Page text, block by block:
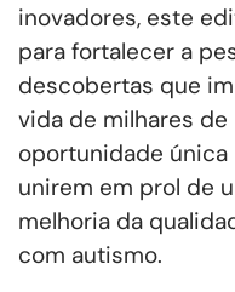
inovadores, este
para fortalecer a
descobertas que
vida de milhares de
oportunidade
unirem em prol de
melhoria da
com autismo.